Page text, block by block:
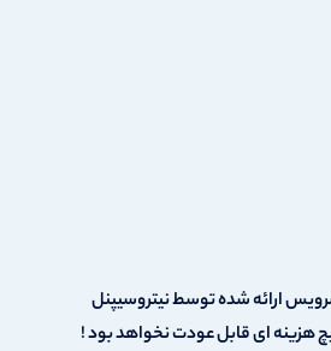
ارائه شده توسط نیتروسیپنل
هزینه ای قابل عودت نخواهد بود !